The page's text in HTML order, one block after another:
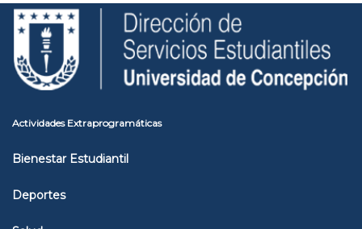
Pasar
contenido
principal
Toggle
high
contrast
Actividades Extraprogramáticas
Bienestar Estudiantil
Deportes